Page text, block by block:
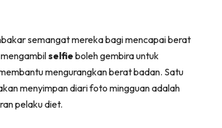
semangat mereka bagi mencapai berat
selfie boleh gembira untuk
mengurangkan berat badan. Satu
menyimpan diari foto mingguan adalah
pelaku diet.